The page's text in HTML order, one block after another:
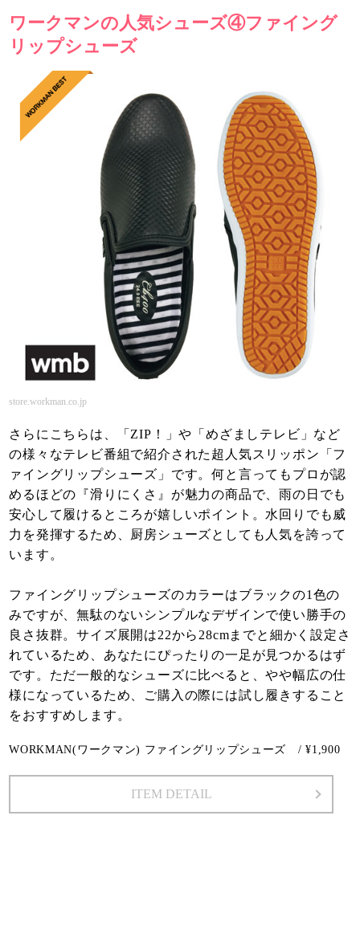
ワークマンの人気シューズ④ファイング
リップシューズ
store.workman.co.jp
さらにこちらは、「ZIP！」や「めざましテレビ」など
の様々なテレビ番組で紹介された超人気スリッポン「フ
ァイングリップシューズ」です。何と言ってもプロが認
めるほどの『滑りにくさ』が魅力の商品で、雨の日でも
安心して履けるところが嬉しいポイント。水回りでも威
力を発揮するため、厨房シューズとしても人気を誇って
います。
ファイングリップシューズのカラーはブラックの1色の
みですが、無駄のないシンプルなデザインで使い勝手の
良さ抜群。サイズ展開は22から28cmまでと細かく設定さ
れているため、あなたにぴったりの一足が見つかるはず
です。ただ一般的なシューズに比べると、やや幅広の仕
様になっているため、ご購入の際には試し履きすること
をおすすめします。
WORKMAN(ワークマン) ファイングリップシューズ / ¥1,900
ITEM DETAIL